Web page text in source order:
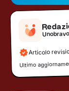
Unobravo
Articolo
Ultimo